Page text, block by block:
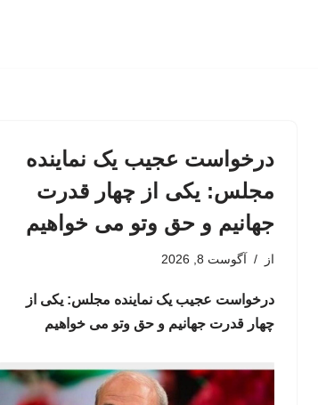
درخواست عجیب یک نماینده
مجلس: یکی از چهار قدرت
جهانیم و حق وتو می خواهیم
از آگوست 8, 2026
درخواست عجیب یک نماینده مجلس: یکی از
چهار قدرت جهانیم و حق وتو می خواهیم